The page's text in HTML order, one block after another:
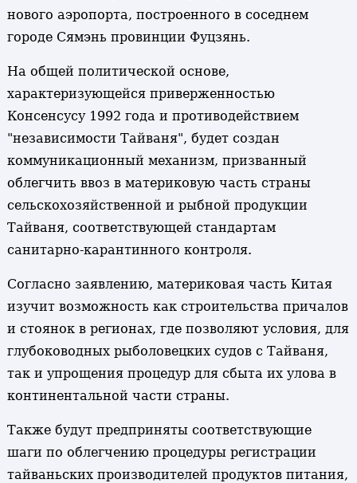
нового аэропорта, построенного в соседнем
городе Сямэнь провинции Фуцзянь.
На общей политической основе,
характеризующейся приверженностью
Консенсусу 1992 года и противодействием
"независимости Тайваня", будет создан
коммуникационный механизм, призванный
облегчить ввоз в материковую часть страны
сельскохозяйственной и рыбной продукции
Тайваня, соответствующей стандартам
санитарно-карантинного контроля.
Согласно заявлению, материковая часть Китая
изучит возможность как строительства причалов
и стоянок в регионах, где позволяют условия, для
глубоководных рыболовецких судов с Тайваня,
так и упрощения процедур для сбыта их улова в
континентальной части страны.
Также будут предприняты соответствующие
шаги по облегчению процедуры регистрации
тайваньских производителей продуктов питания,